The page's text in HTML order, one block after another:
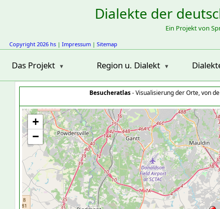
Dialekte der
Ein Projekt von
Copyright 2026 hs | Impressum | Sitemap
Das Projekt Region u. Dialekt
Besucheratlas- Visualisierung der Orte, von
+
−